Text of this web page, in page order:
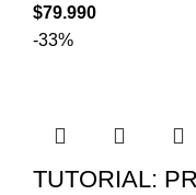
$79.990
-33%
TUTORIAL: